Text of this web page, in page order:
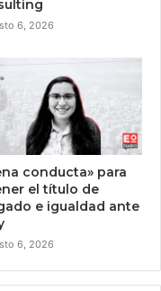
6, 2026
conducta» para
el título de
e igualdad ante
6, 2026